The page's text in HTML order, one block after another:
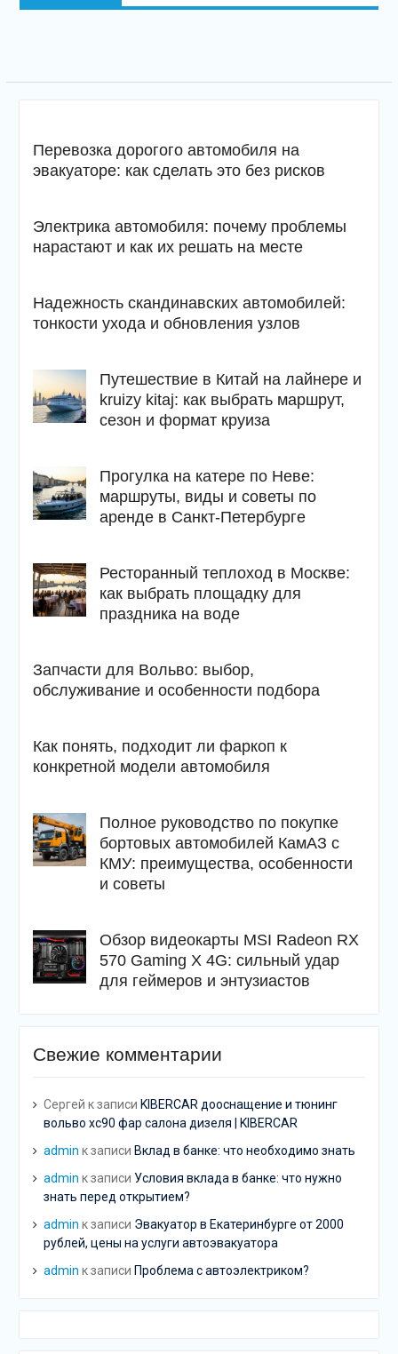
Перевозка дорогого автомобиля на
эвакуаторе: как сделать это без рисков
Электрика автомобиля: почему проблемы
нарастают и как их решать на месте
Надежность скандинавских автомобилей:
тонкости ухода и обновления узлов
Путешествие в Китай на лайнере и
kruizy kitaj: как выбрать маршрут,
сезон и формат круиза
Прогулка на катере по Неве:
маршруты, виды и советы по
аренде в Санкт-Петербурге
Ресторанный теплоход в Москве:
как выбрать площадку для
праздника на воде
Запчасти для Вольво: выбор,
обслуживание и особенности подбора
Как понять, подходит ли фаркоп к
конкретной модели автомобиля
Полное руководство по покупке
бортовых автомобилей КамАЗ с
КМУ: преимущества, особенности
и советы
Обзор видеокарты MSI Radeon RX
570 Gaming X 4G: сильный удар
для геймеров и энтузиастов
Свежие комментарии
Сергей к записи KIBERCAR дооснащение и тюнинг
вольво хс90 фар салона дизеля | KIBERCAR
admin к записи Вклад в банке: что необходимо знать
admin к записи Условия вклада в банке: что нужно
знать перед открытием?
admin к записи Эвакуатор в Екатеринбурге от 2000
рублей, цены на услуги автоэвакуатора
admin к записи Проблема с автоэлектриком?